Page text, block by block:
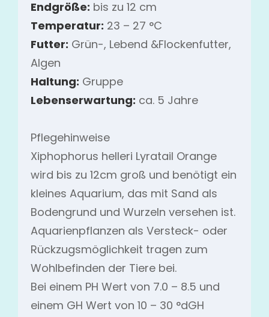
Endgröße: bis zu 12 cm
Temperatur: 23 – 27 °C
Futter: Grün-, Lebend &Flockenfutter,
Algen
Haltung: Gruppe
Lebenserwartung: ca. 5 Jahre
Pflegehinweise
Xiphophorus helleri Lyratail Orange
wird bis zu 12cm groß und benötigt ein
kleines Aquarium, das mit Sand als
Bodengrund und Wurzeln versehen ist.
Aquarienpflanzen als Versteck- oder
Rückzugsmöglichkeit tragen zum
Wohlbefinden der Tiere bei.
Bei einem PH Wert von 7.0 – 8.5 und
einem GH Wert von 10 – 30 °dGH